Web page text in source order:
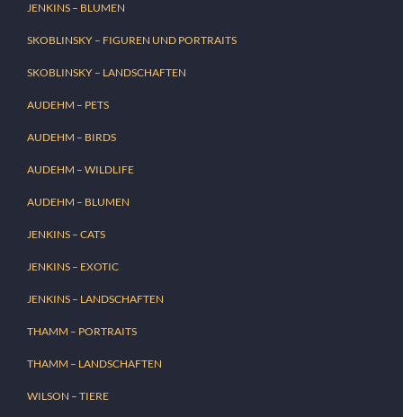
JENKINS – BLUMEN
SKOBLINSKY – FIGUREN UND PORTRAITS
SKOBLINSKY – LANDSCHAFTEN
AUDEHM – PETS
AUDEHM – BIRDS
AUDEHM – WILDLIFE
AUDEHM – BLUMEN
JENKINS – CATS
JENKINS – EXOTIC
JENKINS – LANDSCHAFTEN
THAMM – PORTRAITS
THAMM – LANDSCHAFTEN
WILSON – TIERE